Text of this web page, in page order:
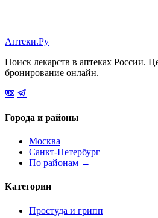
Аптеки.Ру
Поиск лекарств в аптеках России.
бронирование онлайн.
Города и районы
Москва
Санкт-Петербург
По районам →
Категории
Простуда и грипп